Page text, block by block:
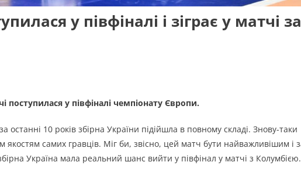
у півфіналі і зіграє у матчі за
у півфіналі чемпіонату Європи.
10 років збірна України підійшла в повному складі. Знову-таки
якостям самих гравців. Міг би, звісно, цей матч бути найважливішим і
Україна мала реальний шанс вийти у півфінал у матчі з Колумбією.